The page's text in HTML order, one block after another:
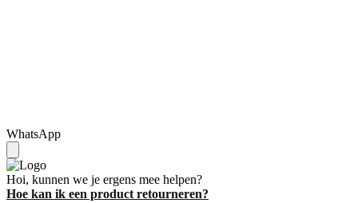
WhatsApp
Hoi, kunnen we je ergens mee helpen?
Hoe kan ik een product retourneren?